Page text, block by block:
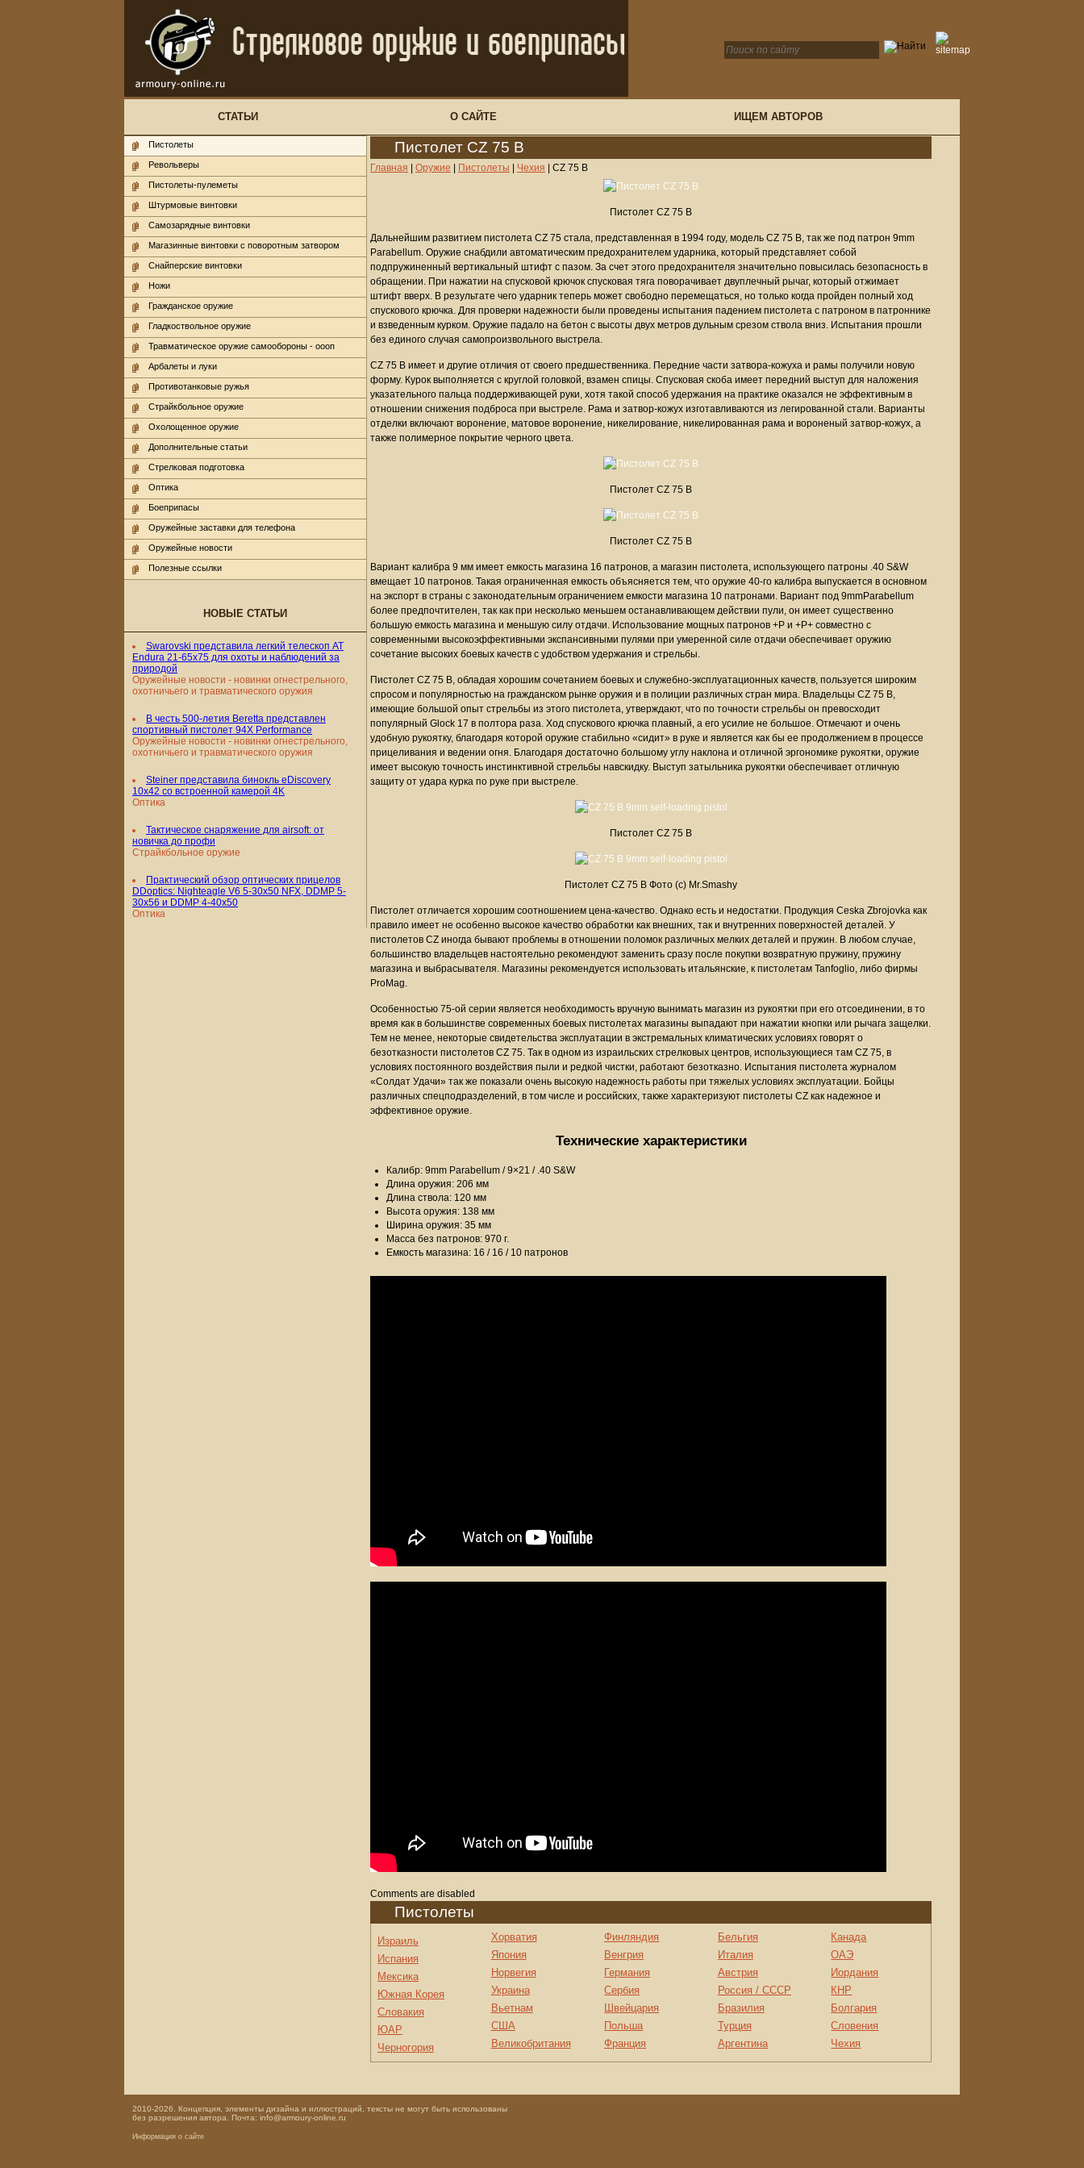
СТАТЬИ О САЙТЕ ИЩЕМ АВТОРОВ
Пистолет CZ 75 B
Главная Оружие Пистолеты Чехия CZ 75 B
Пистолет CZ 75 B
Дальнейшим развитием пистолета CZ 75 стала, представленная в 1994 году, модель CZ 75 B, так же под патрон 9mm
Parabellum. Оружие снабдили автоматическим предохранителем ударника, который представляет собой
подпружиненный вертикальный штифт с пазом. За счет этого предохранителя значительно повысилась безопасность в
обращении. При нажатии на спусковой крючок спусковая тяга поворачивает двуплечный рычаг, который отжимает
штифт вверх. В результате чего ударник теперь может свободно перемещаться, но только когда пройден полный ход
спускового крючка. Для проверки надежности были проведены испытания падением пистолета с патроном в патроннике
и взведенным курком. Оружие падало на бетон с высоты двух метров дульным срезом ствола вниз. Испытания прошли
без единого случая самопроизвольного выстрела.
CZ 75 B имеет и другие отличия от своего предшественника. Передние части затвора-кожуха и рамы получили новую
форму. Курок выполняется с круглой головкой, взамен спицы. Спусковая скоба имеет передний выступ для наложения
указательного пальца поддерживающей руки, хотя такой способ удержания на практике оказался не эффективным в
отношении снижения подброса при выстреле. Рама и затвор-кожух изготавливаются из легированной стали. Варианты
отделки включают воронение, матовое воронение, никелирование, никелированная рама и вороненый затвор-кожух, а
также полимерное покрытие черного цвета.
Пистолет CZ 75 B
Пистолет CZ 75 B
Вариант калибра 9 мм имеет емкость магазина 16 патронов, а магазин пистолета, использующего патроны .40 S&W
вмещает 10 патронов. Такая ограниченная емкость объясняется тем, что оружие 40-го калибра выпускается в основном
на экспорт в страны с законодательным ограничением емкости магазина 10 патронами. Вариант под 9mmParabellum
более предпочтителен, так как при несколько меньшем останавливающем действии пули, он имеет существенно
большую емкость магазина и меньшую силу отдачи. Использование мощных патронов +P и +P+ совместно с
современными высокоэффективными экспансивными пулями при умеренной силе отдачи обеспечивает оружию
сочетание высоких боевых качеств с удобством удержания и стрельбы.
Пистолет CZ 75 B, обладая хорошим сочетанием боевых и служебно-эксплуатационных качеств, пользуется широким
спросом и популярностью на гражданском рынке оружия и в полиции различных стран мира. Владельцы CZ 75 B,
имеющие большой опыт стрельбы из этого пистолета, утверждают, что по точности стрельбы он превосходит
популярный Glock 17 в полтора раза. Ход спускового крючка плавный, а его усилие не большое. Отмечают и очень
удобную рукоятку, благодаря которой оружие стабильно «сидит» в руке и является как бы ее продолжением в процессе
прицеливания и ведении огня. Благодаря достаточно большому углу наклона и отличной эргономике рукоятки, оружие
имеет высокую точность инстинктивной стрельбы навскидку. Выступ затыльника рукоятки обеспечивает отличную
защиту от удара курка по руке при выстреле.
Пистолет CZ 75 B
Пистолет CZ 75 B Фото (c) Mr.Smashy
Пистолет отличается хорошим соотношением цена-качество. Однако есть и недостатки. Продукция Ceska Zbrojovka как
правило имеет не особенно высокое качество обработки как внешних, так и внутренних поверхностей деталей. У
пистолетов CZ иногда бывают проблемы в отношении поломок различных мелких деталей и пружин. В любом случае,
большинство владельцев настоятельно рекомендуют заменить сразу после покупки возвратную пружину, пружину
магазина и выбрасывателя. Магазины рекомендуется использовать итальянские, к пистолетам Tanfoglio, либо фирмы
ProMag.
Особенностью 75-ой серии является необходимость вручную вынимать магазин из рукоятки при его отсоединении, в то
время как в большинстве современных боевых пистолетах магазины выпадают при нажатии кнопки или рычага защелки.
Тем не менее, некоторые свидетельства эксплуатации в экстремальных климатических условиях говорят о
безотказности пистолетов CZ 75. Так в одном из израильских стрелковых центров, использующиеся там CZ 75, в
условиях постоянного воздействия пыли и редкой чистки, работают безотказно. Испытания пистолета журналом
«Солдат Удачи» так же показали очень высокую надежность работы при тяжелых условиях эксплуатации. Бойцы
различных спецподразделений, в том числе и российских, также характеризуют пистолеты CZ как надежное и
эффективное оружие.
Технические характеристики
Калибр: 9mm Parabellum / 9×21 / .40 S&W
Длина оружия: 206 мм
Длина ствола: 120 мм
Высота оружия: 138 мм
Ширина оружия: 35 мм
Масса без патронов: 970 г.
Емкость магазина: 16 / 16 / 10 патронов
Comments are disabled
Пистолеты
Израиль
Испания
Мексика
Южная Корея
Словакия
ЮАР
Черногория
Хорватия
Япония
Норвегия
Украина
Вьетнам
США
Великобритания
Финляндия
Венгрия
Германия
Сербия
Швейцария
Польша
Франция
Бельгия
Италия
Австрия
Россия / СССР
Бразилия
Турция
Аргентина
Канада
ОАЭ
Иордания
КНР
Болгария
Словения
Чехия
Пистолеты
Револьверы
Пистолеты-пулеметы
Штурмовые винтовки
Самозарядные винтовки
Магазинные винтовки с поворотным затвором
Снайперские винтовки
Ножи
Гражданское оружие
Гладкоствольное оружие
Травматическое оружие самообороны - оооп
Арбалеты и луки
Противотанковые ружья
Страйкбольное оружие
Охолощенное оружие
Дополнительные статьи
Стрелковая подготовка
Оптика
Боеприпасы
Оружейные заставки для телефона
Оружейные новости
Полезные ссылки
НОВЫЕ СТАТЬИ
Swarovski представила легкий телескоп AT
Endura 21-65x75 для охоты и наблюдений за
природой
Оружейные новости - новинки огнестрельного,
охотничьего и травматического оружия
В честь 500-летия Beretta представлен
спортивный пистолет 94X Performance
Оружейные новости - новинки огнестрельного,
охотничьего и травматического оружия
Steiner представила бинокль eDiscovery
10x42 со встроенной камерой 4K
Оптика
Тактическое снаряжение для airsoft: от
новичка до профи
Страйкбольное оружие
Практический обзор оптических прицелов
DDoptics: Nighteagle V6 5-30x50 NFX, DDMP 5-
30x56 и DDMP 4-40x50
Оптика
2010-2026. Концепция, элементы дизайна и иллюстраций, тексты не могут быть использованы
без разрешения автора. Почта: info@armoury-online.ru
Информация о сайте